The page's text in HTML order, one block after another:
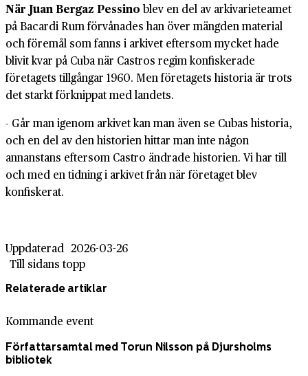
När Juan Bergaz Pessino blev en del av arkivarieteamet
på Bacardi Rum förvånades han över mängden material
och föremål som fanns i arkivet eftersom mycket hade
blivit kvar på Cuba när Castros regim konfiskerade
företagets tillgångar 1960. Men företagets historia är trots
det starkt förknippat med landets.
- Går man igenom arkivet kan man även se Cubas historia,
och en del av den historien hittar man inte någon
annanstans eftersom Castro ändrade historien. Vi har till
och med en tidning i arkivet från när företaget blev
konfiskerat.
Uppdaterad 2026-03-26
Till sidans topp
Relaterade artiklar
Kommande event
Författarsamtal med Torun Nilsson på Djursholms
bibliotek